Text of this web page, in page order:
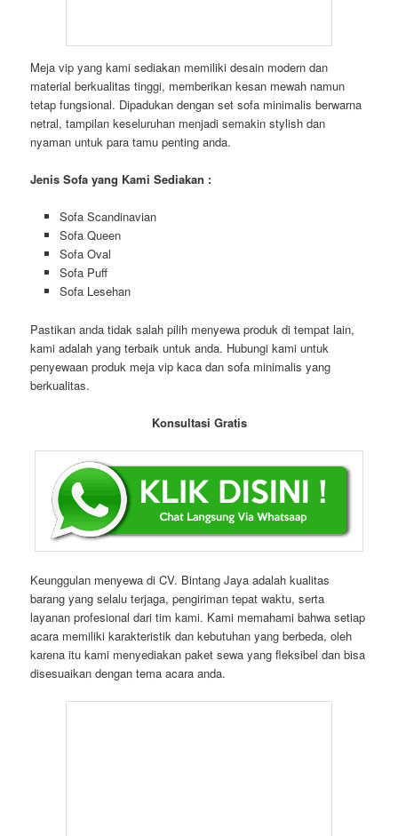
Meja vip yang kami sediakan memiliki desain modern dan
material berkualitas tinggi, memberikan kesan mewah namun
tetap fungsional. Dipadukan dengan set sofa minimalis berwarna
netral, tampilan keseluruhan menjadi semakin stylish dan
nyaman untuk para tamu penting anda.
Jenis Sofa yang Kami Sediakan :
Sofa Scandinavian
Sofa Queen
Sofa Oval
Sofa Puff
Sofa Lesehan
Pastikan anda tidak salah pilih menyewa produk di tempat lain,
kami adalah yang terbaik untuk anda. Hubungi kami untuk
penyewaan produk meja vip kaca dan sofa minimalis yang
berkualitas.
Konsultasi Gratis
Keunggulan menyewa di CV. Bintang Jaya adalah kualitas
barang yang selalu terjaga, pengiriman tepat waktu, serta
layanan profesional dari tim kami. Kami memahami bahwa setiap
acara memiliki karakteristik dan kebutuhan yang berbeda, oleh
karena itu kami menyediakan paket sewa yang fleksibel dan bisa
disesuaikan dengan tema acara anda.